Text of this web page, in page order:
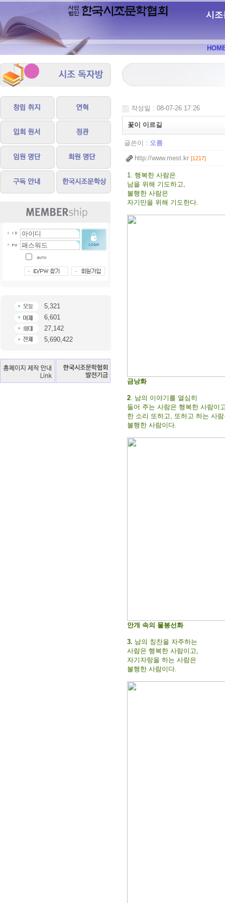
시조
5,321
6,601
27,142
5,690,422
작성일 : 08-07-26 17:26
꽃이 이르길
글쓴이 : 오름
http://www.mest.kr [1217]
1. 행복한 사람은
남을 위해 기도하고,
불행한 사람은
자기만을 위해 기도한다.
금낭화
2. 남의 이야기를 열심히
들어 주는 사람은 행복한 사람이
한 소리 또하고, 또하고 하는 사
불행한 사람이다.
안개 속의 물봉선화
3. 남의 칭찬을 자주하는
사람은 행복한 사람이고,
자기자랑을 하는 사람은
불행한 사람이다.